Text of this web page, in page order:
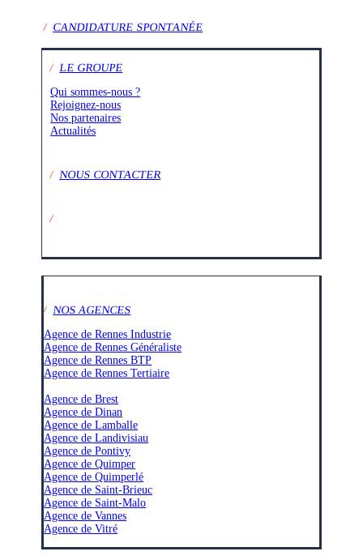
/ CANDIDATURE SPONTANÉE
/ LE GROUPE
Qui sommes-nous ?
Rejoignez-nous
Nos partenaires
Actualités
/NOUS CONTACTER
/
/ NOS AGENCES
Agence de Rennes Industrie
Agence de Rennes Généraliste
Agence de Rennes BTP
Agence de Rennes Tertiaire
Agence de Brest
Agence de Dinan
Agence de Lamballe
Agence de Landivisiau
Agence de Pontivy
Agence de Quimper
Agence de Quimperlé
Agence de Saint-Brieuc
Agence de Saint-Malo
Agence de Vannes
Agence de Vitré